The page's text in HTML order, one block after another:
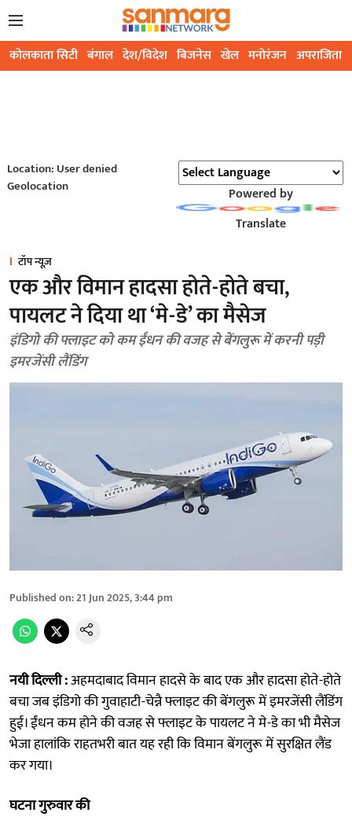
कोलकाता सिटी बंगाल देश/विदेश बिजनेस खेल मनोरंजन अपराजिता
Location: User denied
Geolocation
Powered by
Translate
टॉप न्यूज़
एक और विमान हादसा होते-होते बचा,
पायलट ने दिया था ‘मे-डे’ का मैसेज
इंडिगो की फ्लाइट को कम ईंधन की वजह से बेंगलुरू में करनी पड़ी
इमरजेंसी लैंडिंग
Published on:21 Jun 2025, 3:44 pm
नयी दिल्ली :अहमदाबाद विमान हादसे के बाद एक और हादसा होते-होते
बचा जब इंडिगो की गुवाहाटी-चेन्नै फ्लाइट की बेंगलुरू में इमरजेंसी लैंडिंग
हुई। ईंधन कम होने की वजह से फ्लाइट के पायलट ने मे-डे का भी मैसेज
भेजा हालांकि राहतभरी बात यह रही कि विमान बेंगलुरू में सुरक्षित लैंड
कर गया।
घटना गुरुवार की